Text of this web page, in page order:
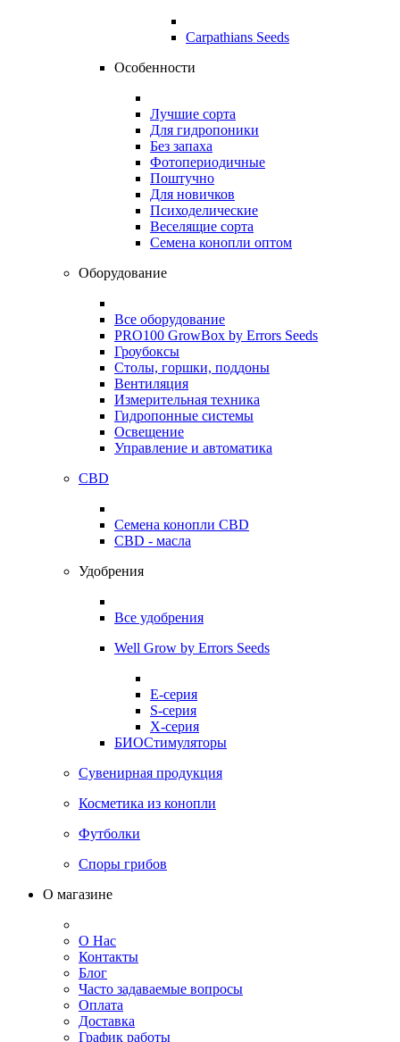
Carpathians Seeds
Особенности
Лучшие сорта
Для гидропоники
Без запаха
Фотопериодичные
Поштучно
Для новичков
Психоделические
Веселящие сорта
Семена конопли оптом
Оборудование
Все оборудование
PRO100 GrowBox by Errors Seeds
Гроубоксы
Столы, горшки, поддоны
Вентиляция
Измерительная техника
Гидропонные системы
Освещение
Управление и автоматика
CBD
Семена конопли CBD
CBD - масла
Удобрения
Все удобрения
Well Grow by Errors Seeds
E-серия
S-серия
X-серия
БИОСтимуляторы
Сувенирная продукция
Косметика из конопли
Футболки
Споры грибов
О магазине
О Нас
Контакты
Блог
Часто задаваемые вопросы
Оплата
Доставка
График работы